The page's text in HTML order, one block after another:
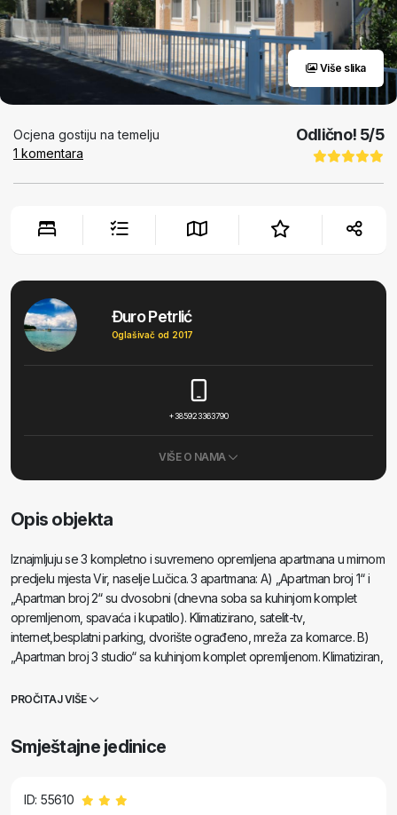
Više slika
Ocjena gostiju na temelju
1 komentara
Odlično! 5/5
Đuro Petrlić
Oglašivač od 2017
+385923363790
VIŠE O NAMA
Opis objekta
Iznajmljuju se 3 kompletno i suvremeno opremljena apartmana u mirnom
predjelu mjesta Vir, naselje Lučica. 3 apartmana: A) „Apartman broj 1“ i
„Apartman broj 2“ su dvosobni (dnevna soba sa kuhinjom komplet
opremljenom, spavaća i kupatilo). Klimatizirano, satelit-tv,
internet,besplatni parking, dvorište ograđeno, mreža za komarce. B)
„Apartman broj 3 studio“ sa kuhinjom komplet opremljenom. Klimatiziran,
je maksimalno za dvije osobe!
PROČITAJ VIŠE
Smještajne jedinice
ID: 55610